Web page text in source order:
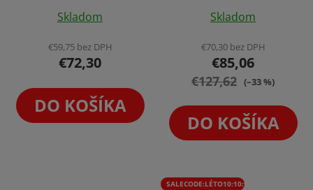
Diaľkové Ovládanie
hodnotenie
produktu
je
z
Skladom
€59,75 bez DPH
€72,30
DO KOŠÍKA
Diaľkové Ovládanie
hodnotenie
produktu
je
4,9
5
hviezdičiek.
Skladom
€70,30 bez DPH
€85,06
€127,62 (–33 %)
DO KOŠÍKA
SALECODE:LÉTO10:10:%